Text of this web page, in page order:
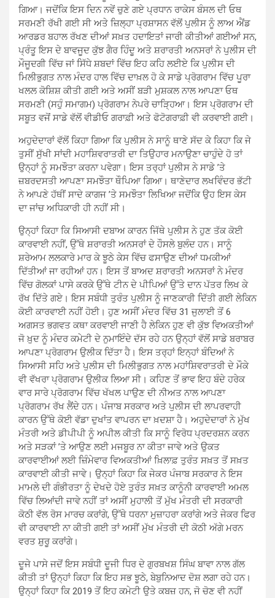
ਗਿਆ। ਜਦੋਂਕਿ ਇਸ ਦਿਨ ਨਵੇਂ ਚੁਣੇ ਗਏ ਪ੍ਰਧਾਨ ਰਾਕੇਸ ਬੰਸਲ ਦੀ ਓਥ
ਸਰਮਣੀ ਰੱਖੀ ਗਈ ਸੀ ਅਤੇ ਜ਼ਿਲ੍ਹਾ ਪ੍ਰਸ਼ਾਸਨ ਵੱਲੋਂ ਪੁਲੀਸ ਨੂੰ ਲਾਅ ਐਂਡ
ਆਰਡਰ ਬਹਾਲ ਰੱਖਣ ਦੀਆਂ ਸਖ਼ਤ ਹਦਾਇਤਾਂ ਜਾਰੀ ਕੀਤੀਆਂ ਗਈਆਂ ਸਨ,
ਪ੍ਰੰਤੂ ਇਸ ਦੇ ਬਾਵਜੂਦ ਕੁੱਝ ਗੈਰ ਹਿੰਦੂ ਅਤੇ ਸ਼ਰਾਰਤੀ ਅਨਸਰਾਂ ਨੇ ਪੁਲੀਸ ਦੀ
ਮੌਜੂਦਗੀ ਵਿੱਚ ਜਾਂ ਸਿੱਧੇ ਸ਼ਬਦਾਂ ਵਿੱਚ ਇਹ ਕਹਿ ਲਈਏ ਕਿ ਪੁਲੀਸ ਦੀ
ਮਿਲੀਭੁਗਤ ਨਾਲ ਮੰਦਰ ਹਾਲ ਵਿੱਚ ਦਾਖ਼ਲ ਹੋ ਕੇ ਸਾਡੇ ਪ੍ਰੋਗਰਾਮ ਵਿੱਚ ਪੂਰਾ
ਖਲਲ ਕੋਸ਼ਿਸ਼ ਕੀਤੀ ਗਈ ਅਤੇ ਅਸੀਂ ਬੜੀ ਮੁਸ਼ਕਲ ਨਾਲ ਆਪਣਾ ਓਥ
ਸਰਮਣੀ (ਸਹੁੰ ਸਮਾਗਮ) ਪ੍ਰੋਗਰਾਮ ਨੇਪਰੇ ਚਾੜ੍ਹਿਆ। ਇਸ ਪ੍ਰੋਗਰਾਮ ਦੀ
ਸਬੂਤ ਵਜੋਂ ਸਾਡੇ ਵੱਲੋਂ ਵੀਡੀਓ ਗਰਾਫ਼ੀ ਅਤੇ ਫੋਟੋਗਰਾਫ਼ੀ ਵੀ ਕਰਵਾਈ ਗਈ।
ਅਹੁਦੇਦਾਰਾਂ ਵੱਲੋਂ ਕਿਹਾ ਗਿਆ ਕਿ ਪੁਲੀਸ ਨੇ ਸਾਨੂੰ ਥਾਣੇ ਸੱਦ ਕੇ ਕਿਹਾ ਕਿ ਜੇ
ਤੁਸੀਂ ਸੁੱਖੀ ਸਾਂਦੀ ਮਹਾਸ਼ਿਵਰਾਤਰੀ ਦਾ ਤਿਉਹਾਰ ਮਨਾਉਣਾ ਚਾਹੁੰਦੇ ਹੋ ਤਾਂ
ਉਨ੍ਹਾਂ ਨੂੰ ਸਮਝੌਤਾ ਕਰਨਾ ਪਵੇਗਾ। ਇਸ ਤਰ੍ਹਾਂ ਪੁਲੀਸ ਨੇ ਸਾਡੇ ’ਤੇ
ਜ਼ਬਰਦਸਤੀ ਆਪਣਾ ਸਮਝੌਤਾ ਥੌਪਿਆ ਗਿਆ। ਥਾਣੇਦਾਰ ਲਖਵਿੰਦਰ ਭੱਟੀ
ਨੇ ਆਪਣੇ ਹੱਥੀਂ ਸਾਦੇ ਕਾਗਜ ’ਤੇ ਸਮਝੌਤਾ ਲਿਖਿਆ ਜਦੋਂਕਿ ਉਹ ਇਸ ਕੇਸ
ਦਾ ਜਾਂਚ ਅਧਿਕਾਰੀ ਹੀ ਨਹੀਂ ਸੀ।
ਉਨ੍ਹਾਂ ਕਿਹਾ ਕਿ ਸਿਆਸੀ ਦਬਾਅ ਕਾਰਨ ਜਿੱਥੇ ਪੁਲੀਸ ਨੇ ਹੁਣ ਤੱਕ ਕੋਈ
ਕਾਰਵਾਈ ਨਹੀਂ, ਉੱਥੇ ਸ਼ਰਾਰਤੀ ਅਨਸਰਾਂ ਦੇ ਹੌਸਲੇ ਬੁਲੰਦ ਹਨ। ਸਾਨੂੰ
ਸ਼ਰੇਆਮ ਲਲਕਾਰੇ ਮਾਰ ਕੇ ਝੂਠੇ ਕੇਸ ਵਿੱਚ ਫਸਾਉਣ ਦੀਆਂ ਧਮਕੀਆਂ
ਦਿੱਤੀਆਂ ਜਾ ਰਹੀਆਂ ਹਨ। ਇਸ ਤੋਂ ਬਾਅਦ ਸ਼ਰਾਰਤੀ ਅਨਸਰਾਂ ਨੇ ਮੰਦਰ
ਵਿੱਚ ਗੋਲਕਾਂ ਪਾਸੇ ਕਰਕੇ ਉੱਥੇ ਟੀਨ ਦੇ ਪੀਪਿਆਂ ਉੱਤੇ ਦਾਨ ਪੱਤਰ ਲਿਖ ਕੇ
ਰੱਖ ਦਿੱਤੇ ਗਏ। ਇਸ ਸਬੰਧੀ ਤੁਰੰਤ ਪੁਲੀਸ ਨੂੰ ਜਾਣਕਾਰੀ ਦਿੱਤੀ ਗਈ ਲੇਕਿਨ
ਕੋਈ ਕਾਰਵਾਈ ਨਹੀਂ ਹੋਈ। ਹੁਣ ਅਸੀਂ ਮੰਦਰ ਵਿੱਚ 31 ਜੁਲਾਈ ਤੋਂ 6
ਅਗਸਤ ਭਗਵਤ ਕਥਾ ਕਰਵਾਈ ਜਾਣੀ ਹੈ ਲੇਕਿਨ ਹੁਣ ਵੀ ਕੁੱਝ ਵਿਅਕਤੀਆਂ
ਜੋ ਖ਼ੁਦ ਨੂੰ ਮੰਦਰ ਕਮੇਟੀ ਦੇ ਨੁਮਾਇੰਦੇ ਦੱਸ ਰਹੇ ਹਨ ਉਨ੍ਹਾਂ ਵੱਲੋਂ ਸਾਡੇ ਬਰਾਬਰ
ਆਪਣਾ ਪ੍ਰੋਗਰਾਮ ਉਲੀਕ ਦਿੱਤਾ ਹੈ। ਇਸ ਤਰ੍ਹਾਂ ਇਨ੍ਹਾਂ ਬੰਦਿਆਂ ਨੇ
ਸਿਆਸੀ ਸਹਿ ਅਤੇ ਪੁਲੀਸ ਦੀ ਮਿਲੀਭੁਗਤ ਨਾਲ ਮਹਾਂਸ਼ਿਵਰਾਤਰੀ ਦੇ ਮੌਕੇ
ਵੀ ਵੱਖਰਾ ਪ੍ਰੋਗਰਾਮ ਉਲੀਕ ਲਿਆ ਸੀ। ਕਹਿਣ ਤੋਂ ਭਾਵ ਇਹ ਬੰਦੇ ਹਰੇਕ
ਵਾਰ ਸਾਰੇ ਪ੍ਰੋਗਰਾਮ ਵਿੱਚ ਖੱਖਲ ਪਾਉਣ ਦੀ ਨੀਅਤ ਨਾਲ ਆਪਣਾ
ਪ੍ਰੋਗਰਾਮ ਰੱਖ ਲੈਂਦੇ ਹਨ। ਪੰਜਾਬ ਸਰਕਾਰ ਅਤੇ ਪੁਲੀਸ ਦੀ ਲਾਪਰਵਾਹੀ
ਕਾਰਨ ਉੱਥੇ ਕੋਈ ਵੱਡਾ ਦੁਖਾਂਤ ਵਾਪਰਨ ਦਾ ਖ਼ਦਸ਼ਾ ਹੈ। ਅਹੁਦੇਦਾਰਾਂ ਨੇ ਮੁੱਖ
ਮੰਤਰੀ ਅਤੇ ਡੀਪੀਪੀ ਨੂੰ ਅਪੀਲ ਕੀਤੀ ਕਿ ਸਾਨੂੰ ਵਿਰੋਧ ਪ੍ਰਦਰਸ਼ਨ ਕਰਨ
ਅਤੇ ਸੜਕਾਂ ’ਤੇ ਆਉਣ ਲਈ ਮਜਬੂਰ ਨਾ ਕੀਤਾ ਜਾਵੇ ਅਤੇ ਉਕਤ
ਕਾਰਵਾਈਆਂ ਲਈ ਜ਼ਿੰਮੇਵਾਰ ਵਿਅਕਤੀਆਂ ਖ਼ਿਲਾਫ਼ ਤੁਰੰਤ ਸਖ਼ਤ ਤੋਂ ਸਖ਼ਤ
ਕਾਰਵਾਈ ਕੀਤੀ ਜਾਵੇ। ਉਨ੍ਹਾਂ ਕਿਹਾ ਕਿ ਜੇਕਰ ਪੰਜਾਬ ਸਰਕਾਰ ਨੇ ਇਸ
ਮਾਮਲੇ ਦੀ ਗੰਭੀਰਤਾ ਨੂੰ ਦੇਖਦੇ ਹੋਏ ਤੁਰੰਤ ਸਖ਼ਤ ਕਾਨੂੰਨੀ ਕਾਰਵਾਈ ਅਮਲ
ਵਿੱਚ ਲਿਆਂਦੀ ਜਾਵੇ ਨਹੀਂ ਤਾਂ ਅਸੀਂ ਮੁਹਾਲੀ ਤੋਂ ਮੁੱਖ ਮੰਤਰੀ ਦੀ ਸਰਕਾਰੀ
ਕੋਠੀ ਵੱਲ ਰੋਸ ਮਾਰਚ ਕਰਾਂਗੇ, ਉੱਥੇ ਧਰਨਾ ਮੁਜ਼ਾਹਰਾ ਕਰਾਂਗੇ ਅਤੇ ਜੇਕਰ ਫਿਰ
ਵੀ ਕਾਰਵਾਈ ਨਾ ਕੀਤੀ ਗਈ ਤਾਂ ਅਸੀਂ ਮੁੱਖ ਮੰਤਰੀ ਦੀ ਕੋਠੀ ਅੱਗੇ ਮਰਨ
ਵਰਤ ਸ਼ੁਰੂ ਕਰਾਂਗੇ।
ਦੂਜੇ ਪਾਸੇ ਜਦੋਂ ਇਸ ਸਬੰਧੀ ਦੂਜੀ ਧਿਰ ਦੇ ਗੁਰਬਖਸ਼ ਸਿੰਘ ਬਾਵਾ ਨਾਲ ਗੱਲ
ਕੀਤੀ ਤਾਂ ਉਨ੍ਹਾਂ ਕਿਹਾ ਕਿ ਇਹ ਸਭ ਝੂਠੇ, ਬੇਬੁਨਿਆਦ ਦੋਸ਼ ਲਗਾ ਰਹੇ ਹਨ।
ਉਨ੍ਹਾਂ ਕਿਹਾ ਕਿ 2019 ਤੋਂ ਇਹ ਕਮੇਟੀ ਉਤੇ ਕਬਜ਼ ਹਨ, ਜੋ ਚੋਣ ਵੀ ਨਹੀਂ